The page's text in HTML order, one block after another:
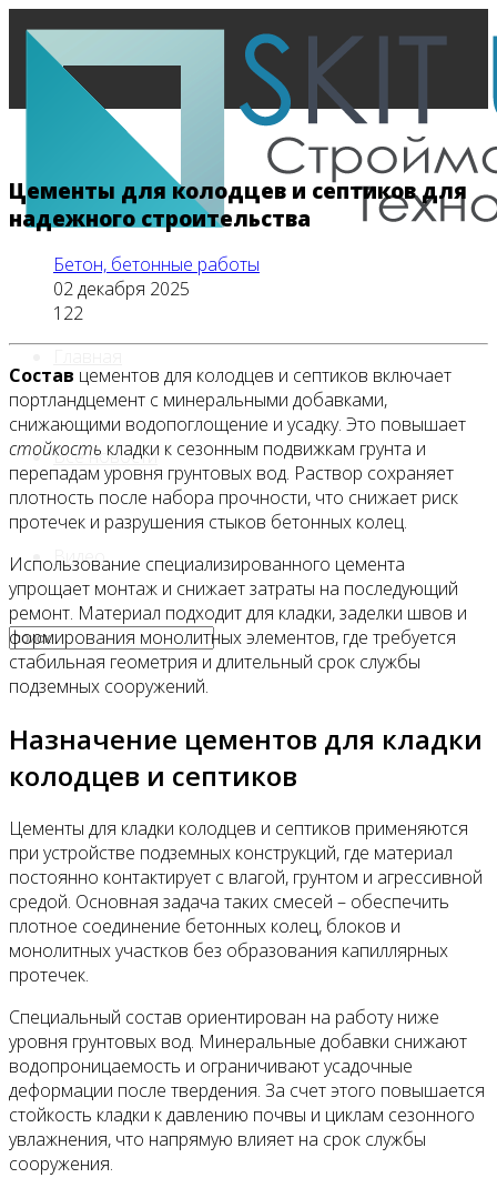
Все новости
Видео
Цементы для колодцев и септиков для
надежного строительства
Бетон, бетонные работы
02 декабря 2025
122
Состав цементов для колодцев и септиков включает
портландцемент с минеральными добавками,
снижающими водопоглощение и усадку. Это повышает
стойкость кладки к сезонным подвижкам грунта и
перепадам уровня грунтовых вод. Раствор сохраняет
плотность после набора прочности, что снижает риск
протечек и разрушения стыков бетонных колец.
Использование специализированного цемента
упрощает монтаж и снижает затраты на последующий
ремонт. Материал подходит для кладки, заделки швов и
формирования монолитных элементов, где требуется
стабильная геометрия и длительный срок службы
подземных сооружений.
Назначение цементов для кладки
колодцев и септиков
Цементы для кладки колодцев и септиков применяются
при устройстве подземных конструкций, где материал
постоянно контактирует с влагой, грунтом и агрессивной
средой. Основная задача таких смесей – обеспечить
плотное соединение бетонных колец, блоков и
монолитных участков без образования капиллярных
протечек.
Специальный состав ориентирован на работу ниже
уровня грунтовых вод. Минеральные добавки снижают
водопроницаемость и ограничивают усадочные
деформации после твердения. За счет этого повышается
стойкость кладки к давлению почвы и циклам сезонного
увлажнения, что напрямую влияет на срок службы
сооружения.